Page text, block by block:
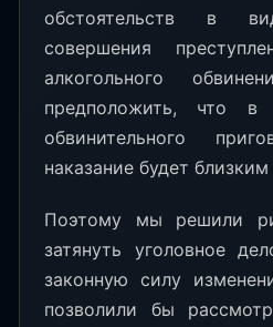
обстоятельств в
совершения
алкогольного
предположить, что в
обвинительного
наказание будет
Поэтому мы решили
затянуть уголовное
законную силу
позволили бы